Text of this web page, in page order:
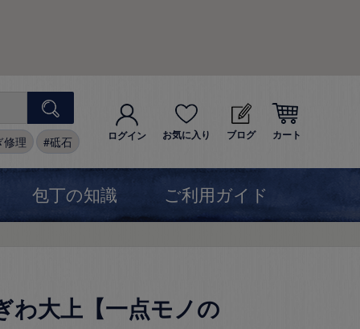
修理 砥石 ログイン お気に入り ブログ カート
包丁の知識 ご利用ガイド
わ大上【一点モノの